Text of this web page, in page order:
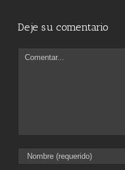
Deje su comentario